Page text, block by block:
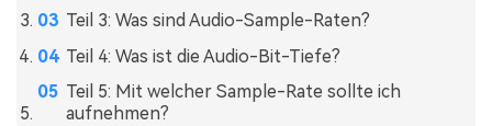
Teil 3: Was sind Audio-Sample-Raten?
Teil 4: Was ist die Audio-Bit-Tiefe?
Teil 5: Mit welcher Sample-Rate sollte ich
aufnehmen?